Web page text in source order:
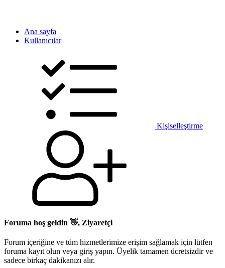
Ana sayfa
Kullanıcılar
Kişiselleştirme
Foruma hoş geldin 👋, Ziyaretçi
Forum içeriğine ve tüm hizmetlerimize erişim sağlamak için lütfen
foruma kayıt olun veya giriş yapın. Üyelik tamamen ücretsizdir ve
sadece birkaç dakikanızı alır.